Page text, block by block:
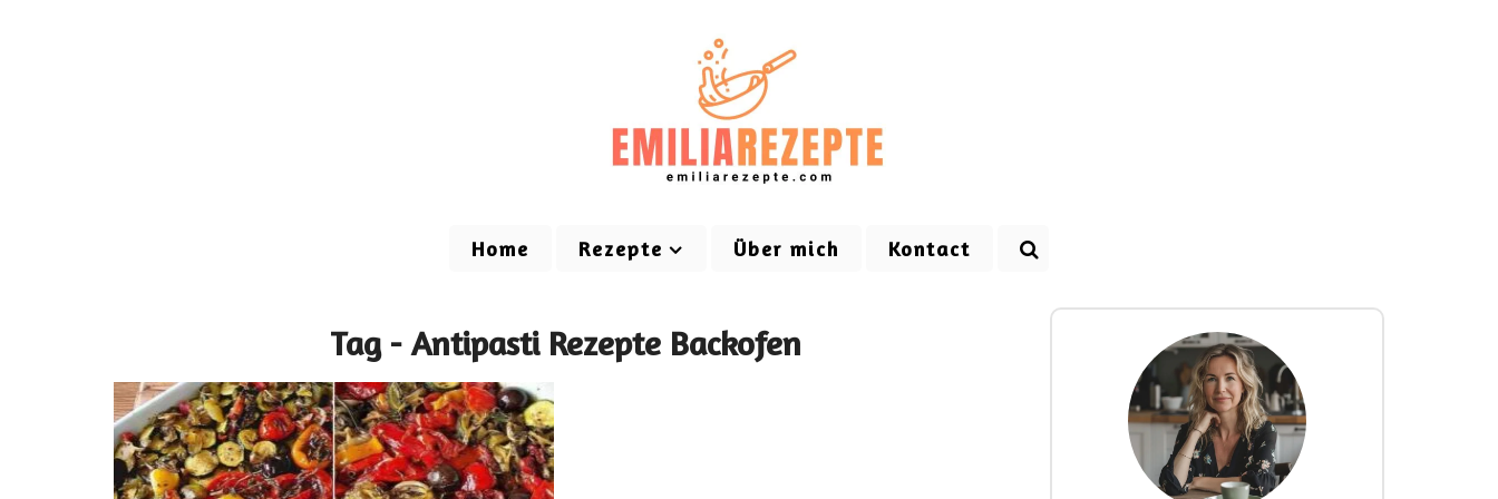
Home Rezepte Über mich Kontact
Tag - Antipasti Rezepte Backofen